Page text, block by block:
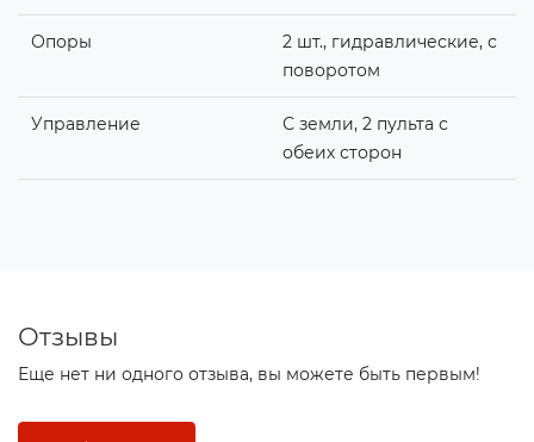
Опоры
2 шт., гидравлические, с
поворотом
Управление
С земли, 2 пульта с
обеих сторон
Отзывы
Еще нет ни одного отзыва, вы можете быть первым!